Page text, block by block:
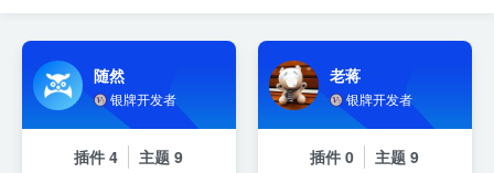
随然
银牌开发者
插件4 主题 9
老蒋
银牌开发者
插件0 主题 9